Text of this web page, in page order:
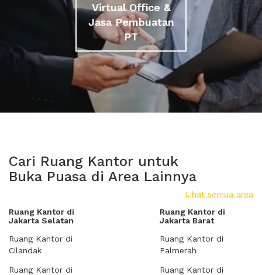
Virtual Office &
Jasa Pembuatan
PT
Cari Ruang Kantor untuk
Buka Puasa di Area Lainnya
Lihat semua area
Ruang Kantor di
Jakarta Selatan
Ruang Kantor di
Cilandak
Ruang Kantor di
Ruang Kantor di
Jakarta Barat
Ruang Kantor di
Palmerah
Ruang Kantor di